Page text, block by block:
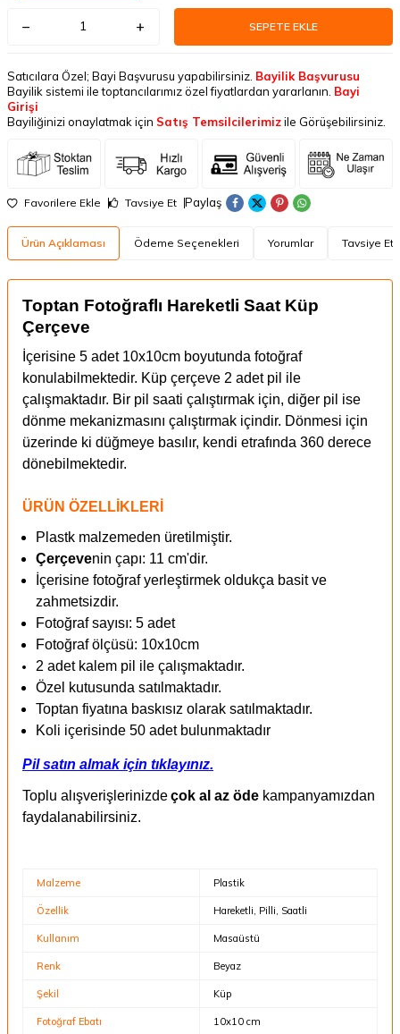
SEPETE EKLE
Satıcılara Özel; Bayi Başvurusu yapabilirsiniz. Bayilik Başvurusu
Bayilik sistemi ile toptancılarımız özel fiyatlardan yararlanın. Bayi
Girişi
Bayiliğinizi onaylatmak için Satış Temsilcilerimizile Görüşebilirsiniz.
Favorilere Ekle Tavsiye Et Paylaş
Ürün Açıklaması Ödeme Seçenekleri Yorumlar Tavsiye Et
Toptan Fotoğraflı Hareketli Saat Küp
Çerçeve
İçerisine 5 adet 10x10cm boyutunda fotoğraf
konulabilmektedir. Küp çerçeve 2 adet pil ile
çalışmaktadır. Bir pil saati çalıştırmak için, diğer pil ise
dönme mekanizmasını çalıştırmak içindir. Dönmesi için
üzerinde ki düğmeye basılır, kendi etrafında 360 derece
dönebilmektedir.
ÜRÜN ÖZELLİKLERİ
Plastk malzemeden üretilmiştir.
Çerçevenin çapı: 11 cm'dir.
İçerisine fotoğraf yerleştirmek oldukça basit ve
zahmetsizdir.
Fotoğraf sayısı: 5 adet
Fotoğraf ölçüsü: 10x10cm
2 adet kalem pil ile çalışmaktadır.
Özel kutusunda satılmaktadır.
Toptan fiyatına baskısız olarak satılmaktadır.
Koli içerisinde 50 adet bulunmaktadır
Pil satın almak için tıklayınız.
Toplu alışverişlerinizdeçok al az öde kampanyamızdan
faydalanabilirsiniz.
Malzeme Plastik
Özellik Hareketli, Pilli, Saatli
Kullanım Masaüstü
Renk Beyaz
Şekil Küp
Fotoğraf Ebatı 10x10 cm